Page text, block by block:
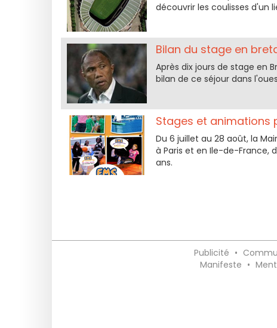
découvrir les coulisses
Bilan du stage en
Après dix jours de stage en
bilan de ce séjour dans
Stages et animations
Du 6 juillet au 28 août, la
à Paris et en Ile-de-France,
ans.
Publicité •
Manifeste •